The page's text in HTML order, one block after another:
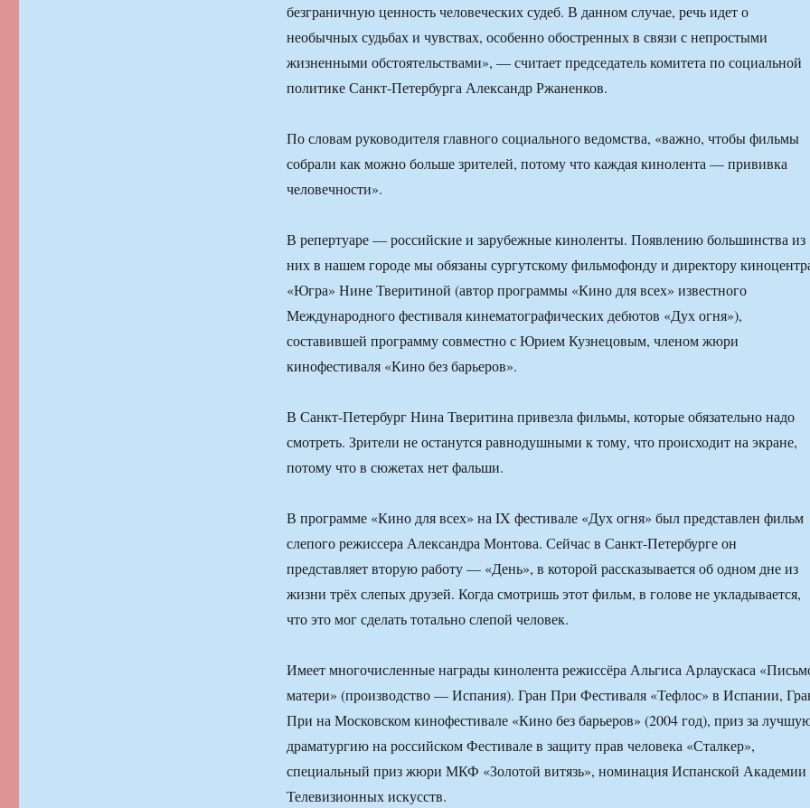
безграничную ценность человеческих судеб. В данном случае, речь идет о
необычных судьбах и чувствах, особенно обостренных в связи с непростыми
жизненными обстоятельствами», — считает председатель комитета по социальной
политике Санкт-Петербурга Александр Ржаненков.
По словам руководителя главного социального ведомства, «важно, чтобы фильмы
собрали как можно больше зрителей, потому что каждая кинолента — прививка
человечности».
В репертуаре — российские и зарубежные киноленты. Появлению большинства из
них в нашем городе мы обязаны сургутскому фильмофонду и директору
«Югра» Нине Тверитиной (автор программы «Кино для всех» известного
Международного фестиваля кинематографических дебютов «Дух огня»),
составившей программу совместно с Юрием Кузнецовым, членом жюри
кинофестиваля «Кино без барьеров».
В Санкт-Петербург Нина Тверитина привезла фильмы, которые обязательно надо
смотреть. Зрители не останутся равнодушными к тому, что происходит на экране,
потому что в сюжетах нет фальши.
В программе «Кино для всех» на IX фестивале «Дух огня» был представлен фильм
слепого режиссера Александра Монтова. Сейчас в Санкт-Петербурге он
представляет вторую работу — «День», в которой рассказывается об одном дне из
жизни трёх слепых друзей. Когда смотришь этот фильм, в голове не укладывается,
что это мог сделать тотально слепой человек.
Имеет многочисленные награды кинолента режиссёра Альгиса Арлаускаса
матери» (производство — Испания). Гран При Фестиваля «Тефлос» в Испании,
При на Московском кинофестивале «Кино без барьеров» (2004 год), приз за
драматургию на российском Фестивале в защиту прав человека «Сталкер»,
специальный приз жюри МКФ «Золотой витязь», номинация Испанской Академии
Телевизионных искусств.